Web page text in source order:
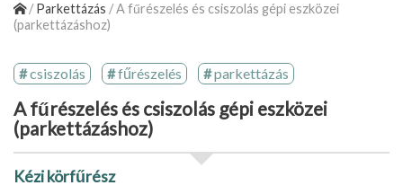
/Parkettázás /A fűrészelés és csiszolás gépi eszközei
(parkettázáshoz)
csiszolás fűrészelés parkettázás
A fűrészelés és csiszolás gépi eszközei
(parkettázáshoz)
Kézi körfűrész